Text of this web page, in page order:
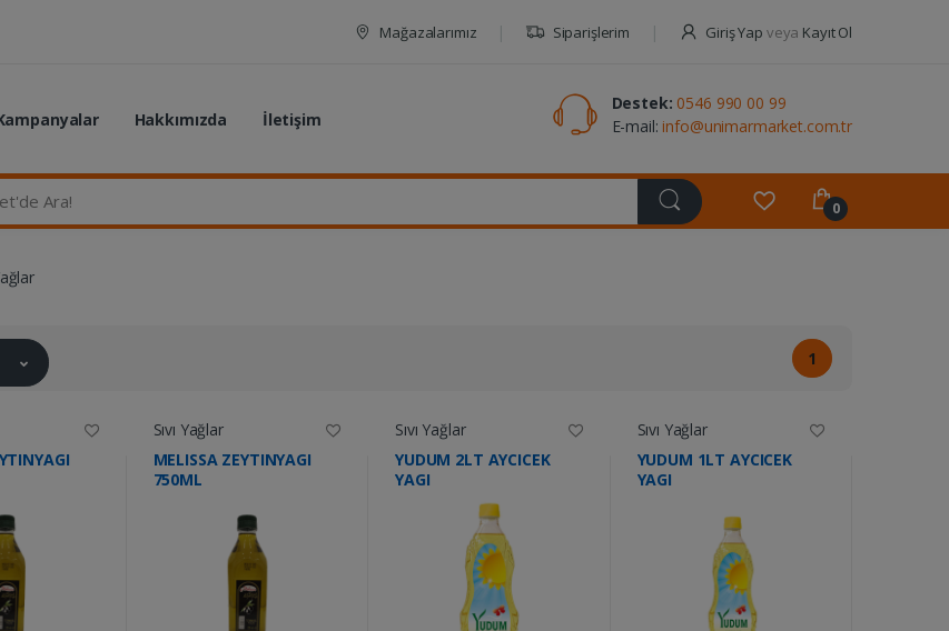
Mağazalarımız Siparişlerim Giriş Yap veya Kayıt Ol
Hakkımızda İletişim
Destek: 0546 990 00 99
E-mail: info@unimarmarket.com.tr
0
1
Sıvı Yağlar
MELISSA ZEYTINYAGI
750ML
Sıvı Yağlar
YUDUM 2LT AYCICEK
YAGI
Sıvı Yağlar
YUDUM 1LT AYCICEK
YAGI